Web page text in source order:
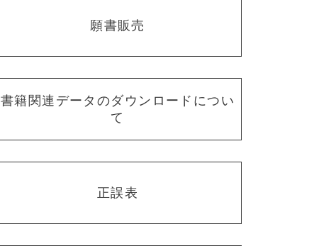
願書販売
書籍関連データのダウンロードについ
て
正誤表